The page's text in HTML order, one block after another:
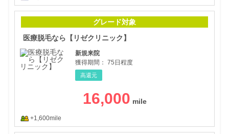
グレード対象
医療脱毛なら【リゼクリニック】
新規来院
獲得期間： 75日程度
高還元
16,000
+1,600mile